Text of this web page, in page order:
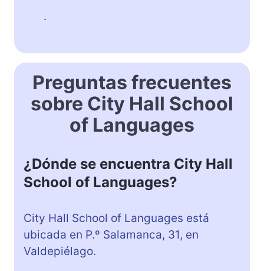
.
Preguntas frecuentes
sobre City Hall School
of Languages
¿Dónde se encuentra City Hall
School of Languages?
City Hall School of Languages está
ubicada en P.º Salamanca, 31, en
Valdepiélago.